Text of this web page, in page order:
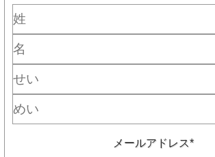
メールアドレス*